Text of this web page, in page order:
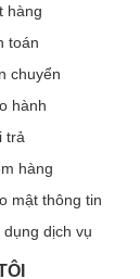
hàng
toán
chuyển
hành
trả
hàng
mật thông tin
dịch vụ